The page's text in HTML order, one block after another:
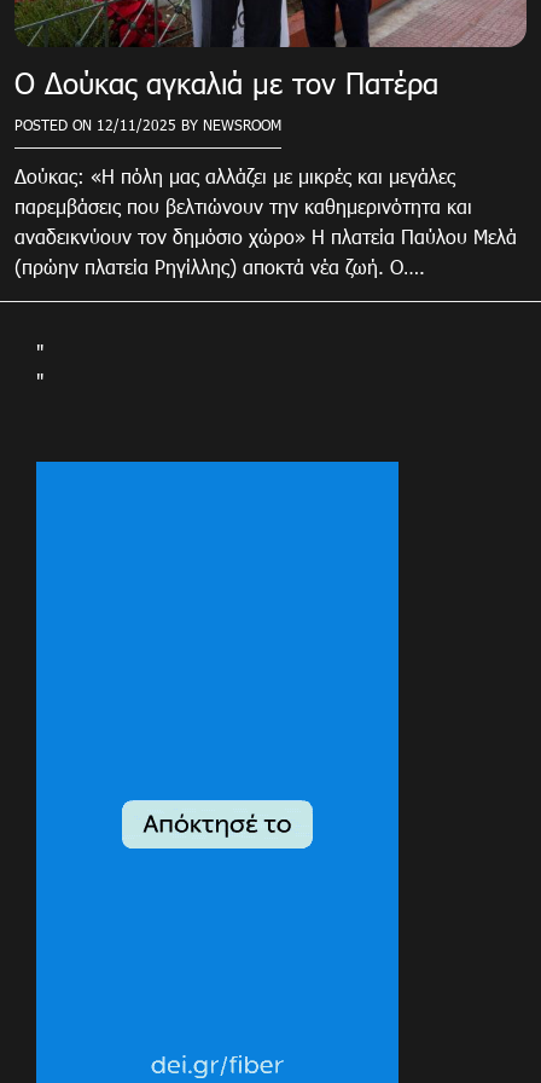
O Δούκας αγκαλιά με τον Πατέρα
POSTED ON 12/11/2025 BY NEWSROOM
Δούκας: «Η πόλη μας αλλάζει με μικρές και μεγάλες
παρεμβάσεις που βελτιώνουν την καθημερινότητα και
αναδεικνύουν τον δημόσιο χώρο» Η πλατεία Παύλου Μελά
(πρώην πλατεία Ρηγίλλης) αποκτά νέα ζωή. Ο….
"
"